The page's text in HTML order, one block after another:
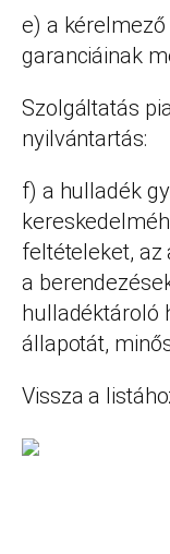
e) a
garanciáinak
Szolgáltatás
nyilvántartás:
f) a hulladék
feltételeket, az
a
hulladéktároló
állapotát,
Vissza a